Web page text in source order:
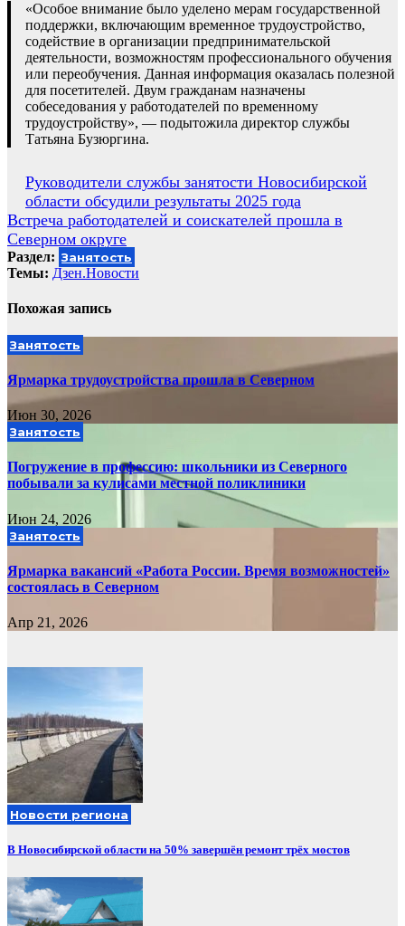
«Особое внимание было уделено мерам государственной
поддержки, включающим временное трудоустройство,
содействие в организации предпринимательской
деятельности, возможностям профессионального обучения
или переобучения. Данная информация оказалась полезной
для посетителей. Двум гражданам назначены
собеседования у работодателей по временному
трудоустройству», — подытожила директор службы
Татьяна Бузюргина.
Навигация
по
записям
Руководители службы занятости Новосибирской
области обсудили результаты 2025 года
Встреча работодателей и соискателей прошла в
Северном округе
Раздел: Занятость
Темы: Дзен.Новости
Похожая запись
Занятость
Ярмарка трудоустройства прошла в Северном
Июн 30, 2026
Занятость
Погружение в профессию: школьники из Северного
побывали за кулисами местной поликлиники
Июн 24, 2026
Занятость
Ярмарка вакансий «Работа России. Время возможностей»
состоялась в Северном
Апр 21, 2026
Новости региона
В Новосибирской области на 50% завершён ремонт трёх мостов